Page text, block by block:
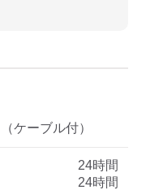
（ケーブル付）
24時間
24時間